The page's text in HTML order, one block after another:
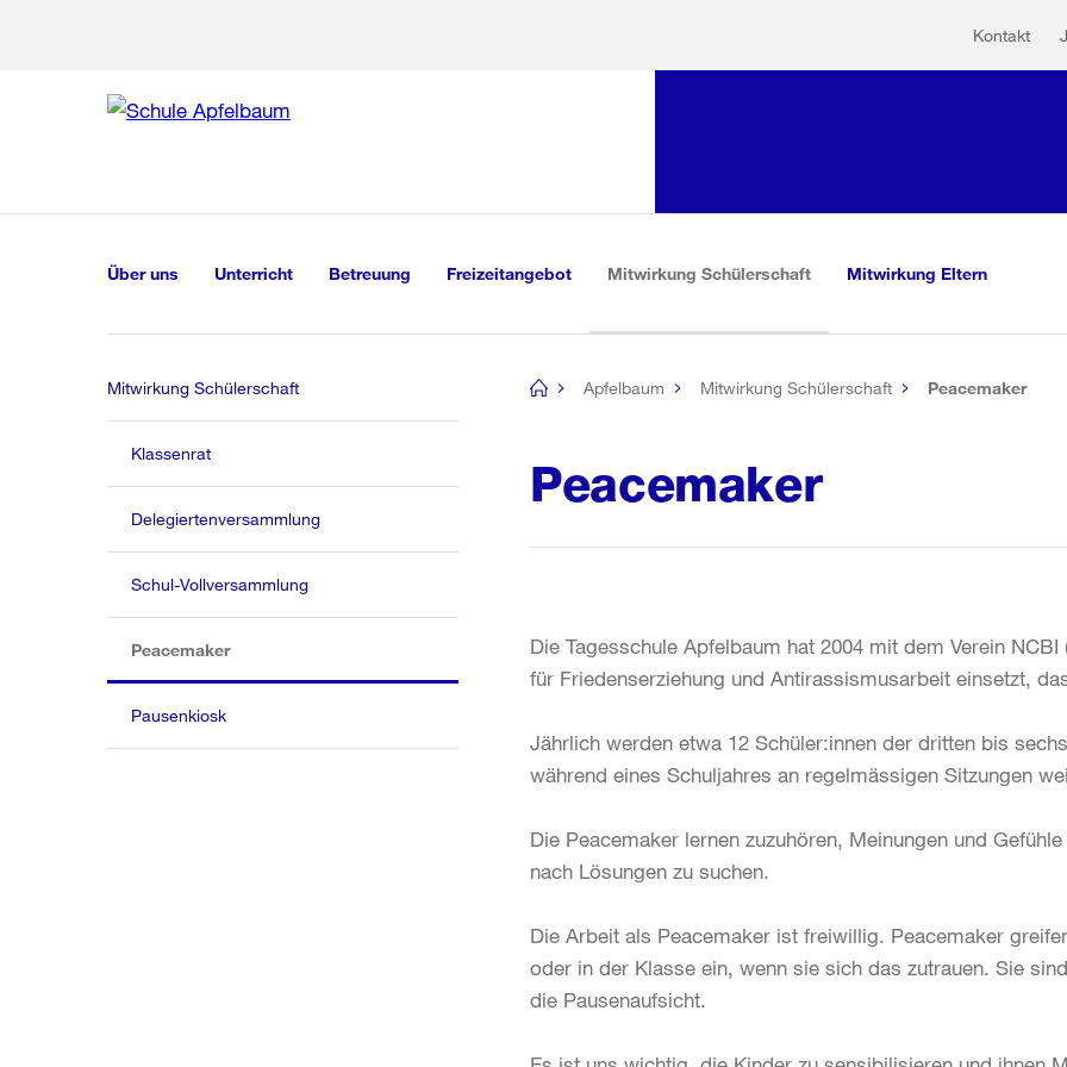
Kontakt
Navigation
Über uns Unterricht Betreuung Freizeitangebot Mitwirkung Schülerschaft(aktiv)Mitwirkung Eltern
[no
Apfelbaum Mitwirkung Schülerschaft Peacemaker
Peacemaker
Die Tagesschule Apfelbaum hat 2004 mit dem Verein
für Friedenserziehung und Antirassismusarbeit einsetzt,
Jährlich werden etwa 12 Schüler:innen der dritten bis
während eines Schuljahres an regelmässigen Sitzungen
Die Peacemaker lernen zuzuhören, Meinungen und
nach Lösungen zu suchen.
Die Arbeit als Peacemaker ist freiwillig. Peacemaker
oder in der Klasse ein, wenn sie sich das zutrauen. Sie
die Pausenaufsicht.
Mitwirkung Schülerschaft
Klassenrat
Delegiertenversammlung
Schul-Vollversammlung
Peacemaker(aktiv)
Pausenkiosk